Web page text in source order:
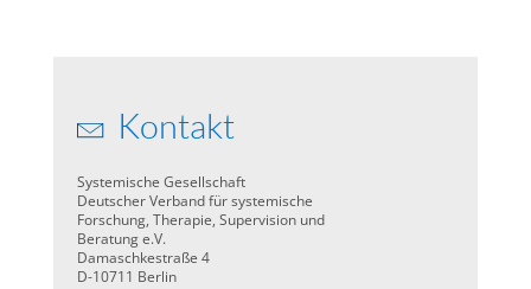
Kontakt
Systemische Gesellschaft
Deutscher Verband für systemische
Forschung, Therapie, Supervision und
Beratung e.V.
Damaschkestraße 4
D-10711 Berlin